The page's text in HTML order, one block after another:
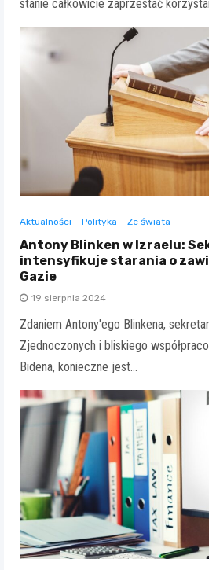
stanie całkowicie zaprzestać
Aktualności Polityka Ze świata
Antony Blinken w Izraelu:
intensyfikuje starania o
Gazie
19 sierpnia 2024
Zdaniem Antony'ego Blinkena,
Zjednoczonych i bliskiego
Bidena, konieczne jest…